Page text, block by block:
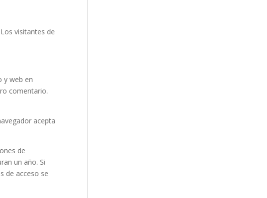
visitantes de
y web en
comentario.
acepta
de
un año. Si
de acceso se